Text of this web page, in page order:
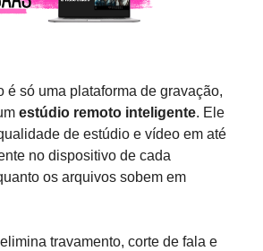
é só uma plataforma de gravação,
estúdio remoto inteligente. Ele
no dispositivo de cada
os arquivos sobem em
travamento, corte de fala e